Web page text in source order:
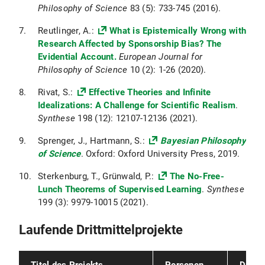
ist kritikwürdig an manchen Formen von
Wissenschaftsskeptizismus? Welche sozialen
Aspekte sind charakteristisch für die
Wissenschaft?
sind die Vor- und Nachteile von Gruppen-
Deliberationen, die am Ende in einem Konsens
münden? Und wie können etwaige Verzerrungen
(wie der Verankerungseffekt) korrigiert werden?
In derPhilosophie der Statistik und künstlichen
Intelligenzarbeiten wir zu alternativen
Theorie unpräziser Wahrscheinlichkeiten) und
forschen zu den Grundlagen der mathematischen
Theorie des maschinellen Lernens. In der
Neurowissenschaftenfragen wir, ob man aus dem
Erfolg der prädiktiven Verarbeitungstheorie des
menschlichen Geistes („predictive processing“)
schließen kann, dass das Gehirn eine Bayes'sche
Maschine ist. Und: Welche Implikationen hat eine
naturalistische Theorie des Gedächtnisses für
Fragen nach der persönlichen Identität und der
Ethik? In derPhilosophie der Medizin
untersuchen wir, wie verschiedene Typen von
Evidenz miteinander kombiniert werden können.
Bewusstseinsforschung und die Frage, ob
künstliche Intelligenz zu bewussten Erfahrungen
fähig ist.
Philosophy of Science 83 (5): 733-745 (2016).
Reutlinger, A.:
What is Epistemically Wrong with
Research Affected by Sponsorship Bias? The
Evidential Account. European Journal for
Philosophy of Science 10 (2): 1-26 (2020).
Rivat, S.:
Effective Theories and Infinite
Idealizations: A Challenge for Scientific Realism.
Synthese 198 (12): 12107-12136 (2021).
Sprenger, J., Hartmann, S.:
Bayesian Philosophy
of Science. Oxford: Oxford University Press, 2019.
Sterkenburg, T., Grünwald, P.:
The No-Free-
Lunch Theorems of Supervised Learning. Synthese
199 (3): 9979-10015 (2021).
Laufende Drittmittelprojekte